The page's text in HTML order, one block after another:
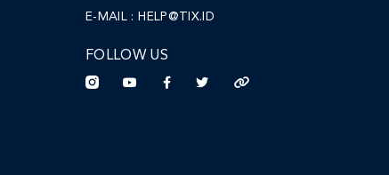
E-MAIL : HELP@TIX.ID
FOLLOW US